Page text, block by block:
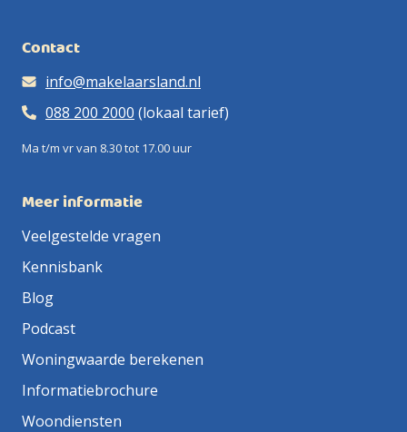
Contact
info@makelaarsland.nl
088 200 2000 (lokaal tarief)
Ma t/m vr van 8.30 tot 17.00 uur
Meer informatie
Veelgestelde vragen
Kennisbank
Blog
Podcast
Woningwaarde berekenen
Informatiebrochure
Woondiensten